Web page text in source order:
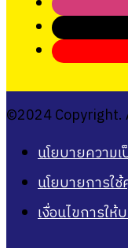
©2024 Copyright.
นโยบายความ
นโยบายการใ
เงื่อนไขการให้